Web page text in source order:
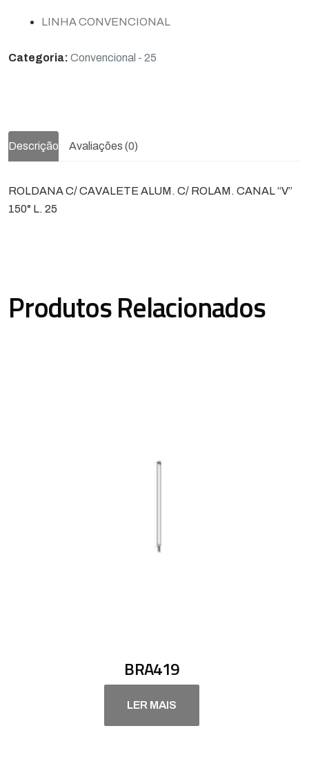
LINHA CONVENCIONAL
Categoria: Convencional - 25
Descrição Avaliações (0)
ROLDANA C/ CAVALETE ALUM. C/ ROLAM. CANAL “V”
150° L. 25
Produtos Relacionados
BRA419
LER MAIS